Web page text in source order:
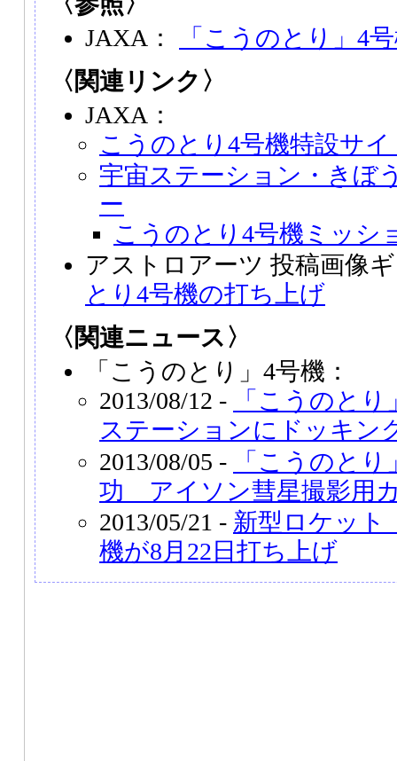
JAXA：
「こうのとり」4
〈関連リンク〉
JAXA：
こうのとり4号機特設サイ
宇宙ステーション・きぼ
ー
こうのとり4号機ミッシ
アストロアーツ 投稿画像
とり4号機の打ち上げ
〈関連ニュース〉
「こうのとり」4号機：
2013/08/12 -
「こうのと
ステーションにドッキン
2013/08/05 -
「こうのと
功 アイソン彗星撮影用
2013/05/21 - 新型ロケット
機が8月22日打ち上げ